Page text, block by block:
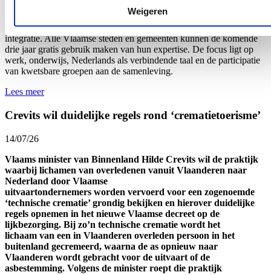
Weigeren
Vlaams minister van Integratie en Inburgering Hilde Crevits
investeert 11,8 miljoen euro in organisaties die lokale besturen
ondersteunen bij het versterken van de lokale sociale cohesie en
integratie. Alle Vlaamse steden en gemeenten kunnen de komende
drie jaar gratis gebruik maken van hun expertise. De focus ligt op
werk, onderwijs, Nederlands als verbindende taal en de participatie
van kwetsbare groepen aan de samenleving.
Lees meer
Crevits wil duidelijke regels rond ‘crematietoerisme’
14/07/26
Vlaams minister van Binnenland Hilde Crevits wil de praktijk
waarbij lichamen van overledenen vanuit Vlaanderen naar
Nederland door Vlaamse
uitvaartondernemers worden vervoerd voor een zogenoemde
‘technische crematie’ grondig bekijken en hierover duidelijke
regels opnemen in het nieuwe Vlaamse decreet op de
lijkbezorging. Bij zo’n technische crematie wordt het
lichaam van een in Vlaanderen overleden persoon in het
buitenland gecremeerd, waarna de as opnieuw naar
Vlaanderen wordt gebracht voor de uitvaart of de
asbestemming. Volgens de minister roept die praktijk